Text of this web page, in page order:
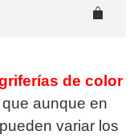
de color
que aunque en
variar los